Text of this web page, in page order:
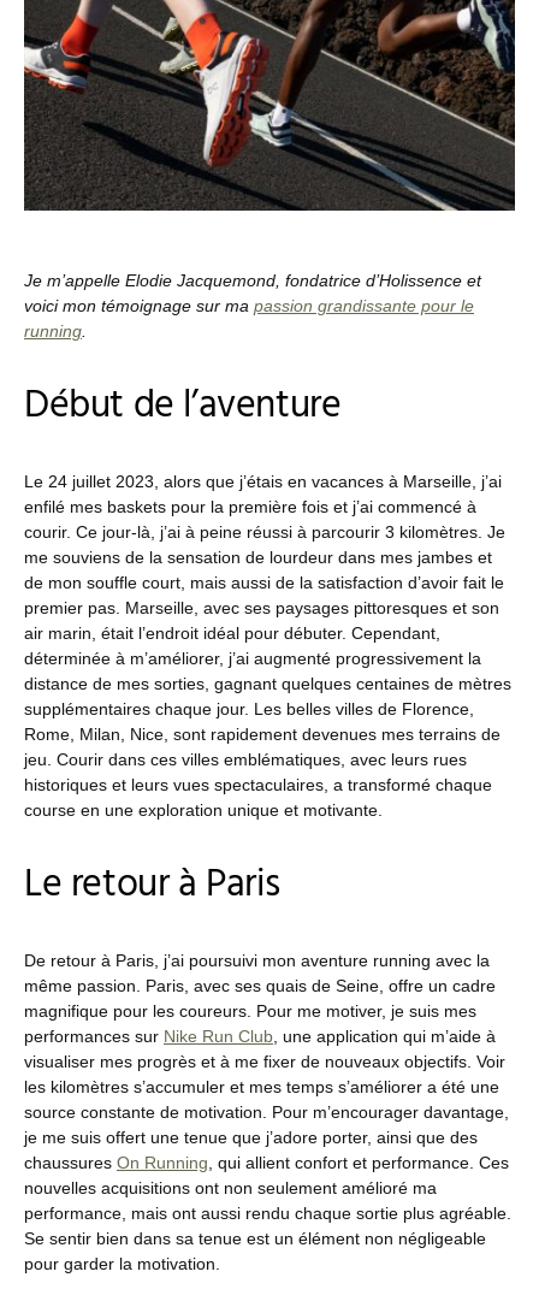
Je m’appelle Elodie Jacquemond, fondatrice d’Holissence et
voici mon témoignage sur ma passion grandissante pour le
running.
Début de l’aventure
Le 24 juillet 2023, alors que j’étais en vacances à Marseille, j’ai
enfilé mes baskets pour la première fois et j’ai commencé à
courir. Ce jour-là, j’ai à peine réussi à parcourir 3 kilomètres. Je
me souviens de la sensation de lourdeur dans mes jambes et
de mon souffle court, mais aussi de la satisfaction d’avoir fait le
premier pas. Marseille, avec ses paysages pittoresques et son
air marin, était l’endroit idéal pour débuter. Cependant,
déterminée à m’améliorer, j’ai augmenté progressivement la
distance de mes sorties, gagnant quelques centaines de mètres
supplémentaires chaque jour. Les belles villes de Florence,
Rome, Milan, Nice, sont rapidement devenues mes terrains de
jeu. Courir dans ces villes emblématiques, avec leurs rues
historiques et leurs vues spectaculaires, a transformé chaque
course en une exploration unique et motivante.
Le retour à Paris
De retour à Paris, j’ai poursuivi mon aventure running avec la
même passion. Paris, avec ses quais de Seine, offre un cadre
magnifique pour les coureurs. Pour me motiver, je suis mes
performances sur Nike Run Club, une application qui m’aide à
visualiser mes progrès et à me fixer de nouveaux objectifs. Voir
les kilomètres s’accumuler et mes temps s’améliorer a été une
source constante de motivation. Pour m’encourager davantage,
je me suis offert une tenue que j’adore porter, ainsi que des
chaussures On Running, qui allient confort et performance. Ces
nouvelles acquisitions ont non seulement amélioré ma
performance, mais ont aussi rendu chaque sortie plus agréable.
Se sentir bien dans sa tenue est un élément non négligeable
pour garder la motivation.